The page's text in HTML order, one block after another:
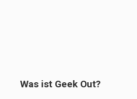
Was ist Geek Out?